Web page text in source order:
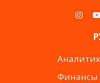
Финансы